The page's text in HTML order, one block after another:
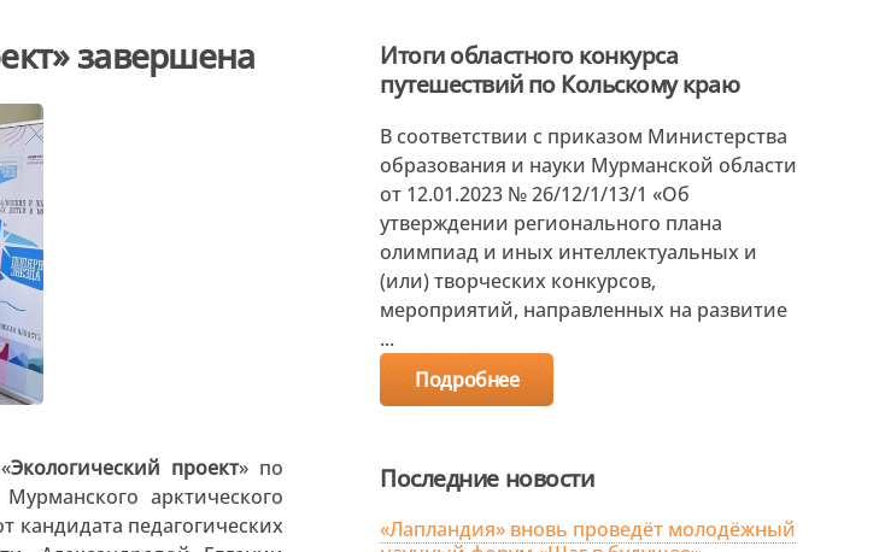
завершена
Экологический проект» по
арктического
кандидата педагогических
Итоги областного конкурса
путешествий по Кольскому краю
В соответствии с приказом Министерства
образования и науки Мурманской области
от 12.01.2023 № 26/12/1/13/1 «Об
утверждении регионального плана
олимпиад и иных интеллектуальных и
(или) творческих конкурсов,
мероприятий, направленных на развитие
...
Подробнее
Последние новости
«Лапландия» вновь проведёт молодёжный